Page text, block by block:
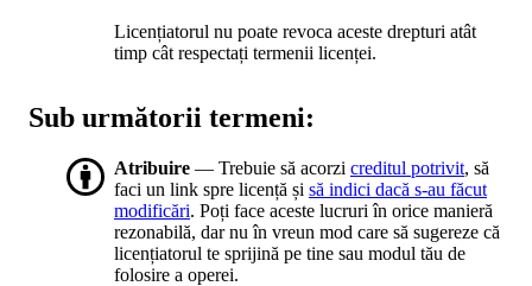
Licențiatorul nu poate revoca aceste drepturi atât
timp cât respectați termenii licenței.
Sub următorii termeni:
Atribuire — Trebuie să acorzi creditul potrivit, să
faci un link spre licență și să indici dacă s-au făcut
modificări. Poți face aceste lucruri în orice manieră
rezonabilă, dar nu în vreun mod care să sugereze că
licențiatorul te sprijină pe tine sau modul tău de
folosire a operei.